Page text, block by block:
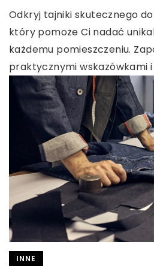
Odkryj tajniki skutecznego
który pomoże Ci nadać
każdemu pomieszczeniu.
praktycznymi wskazówkami
INNE